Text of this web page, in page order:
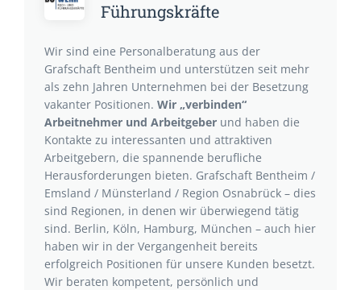
Führungskräfte
Wir sind eine Personalberatung aus der
Grafschaft Bentheim und unterstützen seit mehr
als zehn Jahren Unternehmen bei der Besetzung
vakanter Positionen. Wir „verbinden“
Arbeitnehmer und Arbeitgeber und haben die
Kontakte zu interessanten und attraktiven
Arbeitgebern, die spannende berufliche
Herausforderungen bieten. Grafschaft Bentheim /
Emsland / Münsterland / Region Osnabrück – dies
sind Regionen, in denen wir überwiegend tätig
sind. Berlin, Köln, Hamburg, München – auch hier
haben wir in der Vergangenheit bereits
erfolgreich Positionen für unsere Kunden besetzt.
Wir beraten kompetent, persönlich und